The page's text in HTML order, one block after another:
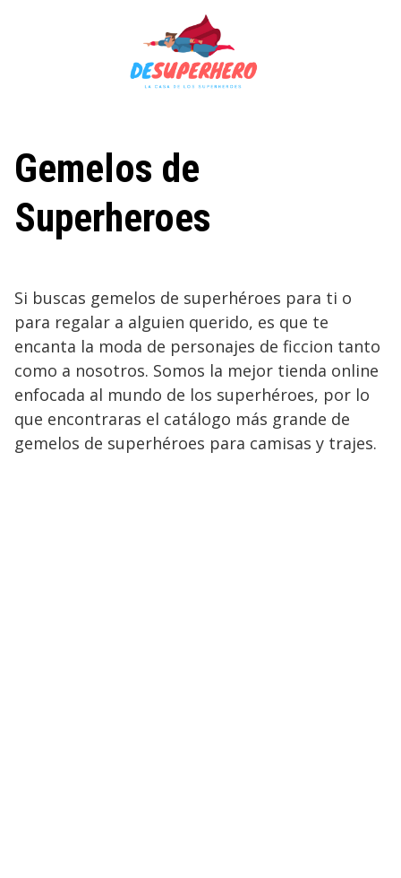
Gemelos de
Superheroes
Si buscas gemelos de superhéroes para ti o
para regalar a alguien querido, es que te
encanta la moda de personajes de ficcion tanto
como a nosotros. Somos la mejor tienda online
enfocada al mundo de los superhéroes, por lo
que encontraras el catálogo más grande de
gemelos de superhéroes para camisas y trajes.